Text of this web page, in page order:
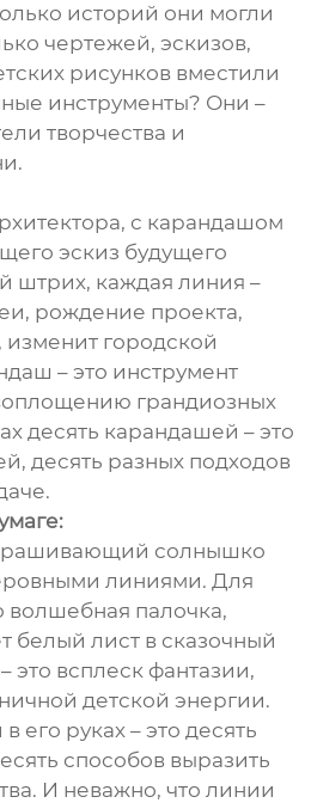
историй они могли
чертежей, эскизов,
рисунков вместили
инструменты? Они –
творчества и
с карандашом
эскиз будущего
штрих, каждая линия –
рождение проекта,
городской
– это инструмент
грандиозных
десять карандашей – это
десять разных подходов
солнышко
линиями. Для
волшебная палочка,
белый лист в сказочный
всплеск фантазии,
детской энергии.
его руках – это десять
способов выразить
И неважно, что линии